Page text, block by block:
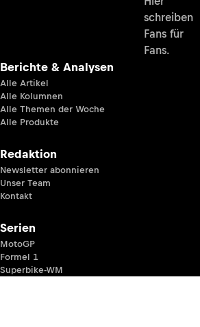
schreiben
Fans für
Fans.
Berichte & Analysen
Alle Artikel
Alle Kolumnen
Alle Themen der Woche
Alle Produkte
Redaktion
Newsletter abonnieren
Unser Team
Kontakt
Serien
MotoGP
Formel 1
Superbike-WM